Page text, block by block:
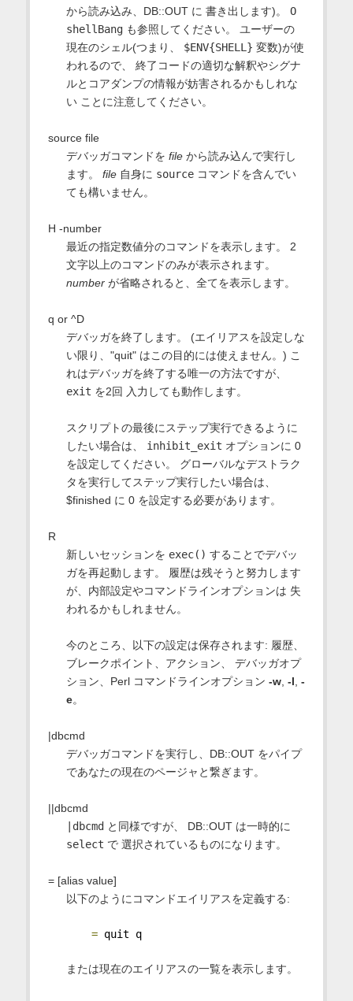
から読み込み、DB::OUT に 書き出します)。 O
shellBangも参照してください。 ユーザーの
現在のシェル(つまり、 $ENV{SHELL} 変数)が使
われるので、 終了コードの適切な解釈やシグナ
ルとコアダンプの情報が妨害されるかもしれな
い ことに注意してください。
source file
デバッガコマンドを fileから読み込んで実行し
ます。 file自身に sourceコマンドを含んでい
ても構いません。
H -number
最近の指定数値分のコマンドを表示します。 2
文字以上のコマンドのみが表示されます。
numberが省略されると、全てを表示します。
q or ^D
デバッガを終了します。 (エイリアスを設定しな
い限り、"quit" はこの目的には使えません。) こ
れはデバッガを終了する唯一の方法ですが、
exit を2回 入力しても動作します。
スクリプトの最後にステップ実行できるように
したい場合は、 inhibit_exit オプションに 0
を設定してください。 グローバルなデストラク
タを実行してステップ実行したい場合は、
$finished に 0 を設定する必要があります。
R
新しいセッションを exec() することでデバッ
ガを再起動します。 履歴は残そうと努力します
が、内部設定やコマンドラインオプションは 失
われるかもしれません。
今のところ、以下の設定は保存されます: 履歴、
ブレークポイント、アクション、 デバッガオプ
ション、Perl コマンドラインオプション -w, -I -
e。
|dbcmd
デバッガコマンドを実行し、DB::OUT をパイプ
であなたの現在のページャと繋ぎます。
||dbcmd
|dbcmd と同様ですが、 DB::OUT は一時的に
select で 選択されているものになります。
= [alias value]
以下のようにコマンドエイリアスを定義する:
= quit q
または現在のエイリアスの一覧を表示します。